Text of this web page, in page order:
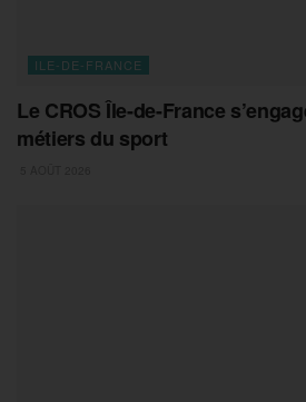
ILE-DE-FRANCE
Le CROS Île-de-France
métiers du sport